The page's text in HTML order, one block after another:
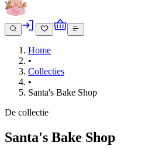
Home
•
Collecties
•
Santa's Bake Shop
De collectie
Santa's Bake Shop